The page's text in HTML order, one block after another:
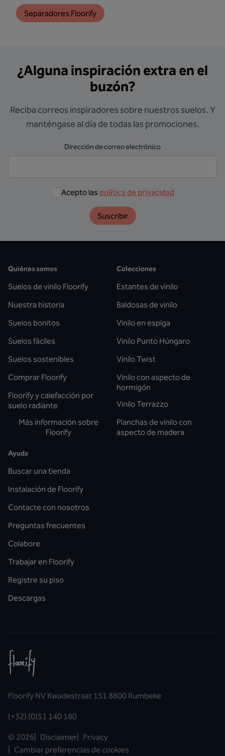
Separadores Floorify
¿Alguna inspiración extra en el
buzón?
Reciba correos inspiradores sobre nuestros suelos. Y
manténgase al día de todas las promociones.
Dirección de correo electrónico
Acepto las política de privacidad
Suscribir
Quiénes somos
Suelos de vinilo Floorify
Nuestra historia
Suelos bonitos
Suelos fáciles
Suelos sostenibles
Comprar Floorify
Floorify y calefacción por
suelo radiante
Más información sobre
Floorify
Colecciones
Estantes de vinilo
Baldosas de vinilo
Vinilo en espiga
Vinilo Punto Húngaro
Vinilo Twist
Vinilo con aspecto de
hormigón
Vinilo Terrazzo
Planchas de vinilo con
aspecto de madera
Ayuda
Buscar una tienda
Instalación de Floorify
Contacte con nosotros
Preguntas frecuentes
Colabore
Trabajar en Floorify
Registre su piso
Descargas
Floorify NV Kwadestraat 151 8800 Rumbeke
(+32) (0)51 140 180
© 2026 Disclaimer
Privacy
Cambiar preferencias de cookies